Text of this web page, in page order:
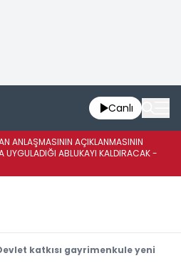
Canlı
ANLAŞMASININ AÇIKLANMASININ
UYGULADIĞI ABLUKAYI KALDIRACAK -
katkısı gayrimenkule yeni